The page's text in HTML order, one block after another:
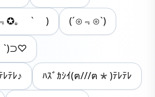
｡ ` ) (´⊙﹃⊙`)
ﾃﾚ♪ ﾊｽﾞｶｼｲ(ฅ///ฅ*)ﾃﾚﾃﾚ